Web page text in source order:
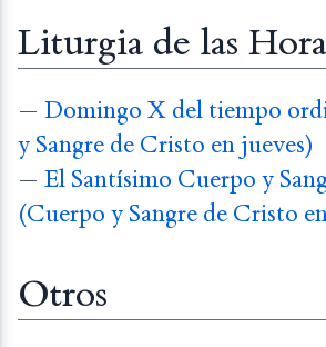
Liturgia de las
— Domingo X del tiempo
y Sangre de Cristo en jueves)
— El Santísimo Cuerpo y
(Cuerpo y Sangre de Cristo
Otros